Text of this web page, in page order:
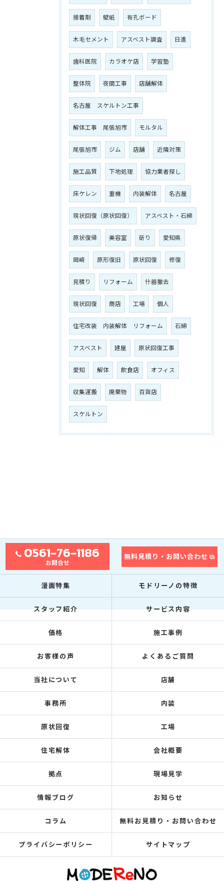
接着剤 壁紙 有孔ボード
木毛セメント アスベスト調査 日進
歯科医院 カラオケ店 学習塾
整体院 夜間工事 店舗解体
名古屋 スケルトン工事
解体工事 尾張旭市 モルタル
尾張旭市 ジム 店舗 近隣対策
施工品質 下地処理 協力業者探し
床ケレン 重機 内装解体 名古屋
現状回復（原状回復） アスベスト・石綿
原状復帰 美容室 斫り 愛知県
岡崎 原形復旧 原状回復 修復
見積り リフォーム 什器撤去
現状回復 商店 工場 個人
住宅改装 内装解体 リフォーム 石綿
アスベスト 建屋 原状回復工事
愛知 解体 飲食店 オフィス
収集運搬 廃棄物 百貨店
スケルトン
0561-76-1186
お問合せ
無料見積り・お問い合わせ
漫画特集 モドリーノの特徴
スタッフ紹介 サービス内容
価格 施工事例
お客様の声 よくあるご質問
当社について 店舗
事務所 内装
原状回復 工場
住宅解体 会社概要
拠点 現場見学
情報ブログ お知らせ
コラム 無料お見積り・お問い合わせ
プライバシーポリシー サイトマップ